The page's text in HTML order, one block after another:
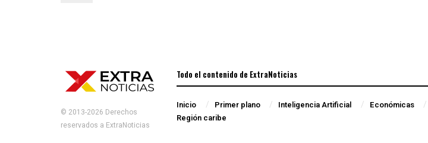
© 2013-2026 Derechos
reservados a ExtraNoticias
Todo el contenido de ExtraNoticias
Inicio Primer plano Inteligencia Artificial Económicas
Región caribe